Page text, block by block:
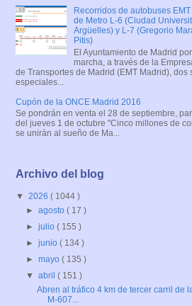
Recorridos de autobuses
de Metro L-6 (Ciudad
Argüelles) y L-7 (Gregorio
Pitis)
El Ayuntamiento de Madrid
marcha, a través de la
de Transportes de Madrid (EMT Madrid), dos
especiales...
Cupón de la ONCE Madrid 2016
Se pondrán en venta el 28 de septiembre,
del jueves 1 de octubre "Cinco millones de
se unirán al sueño de Ma...
Archivo del blog
▼ 2026 ( 1044 )
►agosto( 17 )
►julio( 155 )
►junio( 134 )
►mayo( 135 )
▼abril( 151 )
Abren al tráfico 4 km de tercer carril de
M-607...